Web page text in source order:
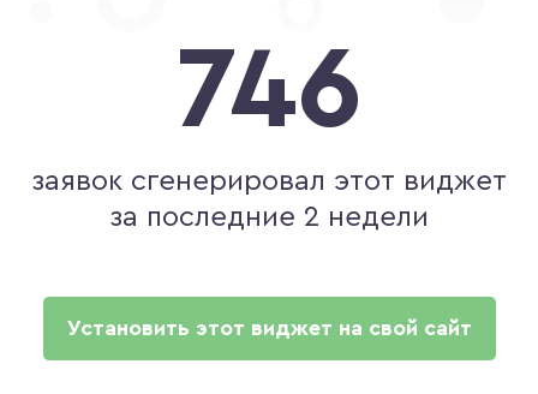
746
заявок сгенерировал этот виджет
за последние 2 недели
Установить этот виджет на свой сайт